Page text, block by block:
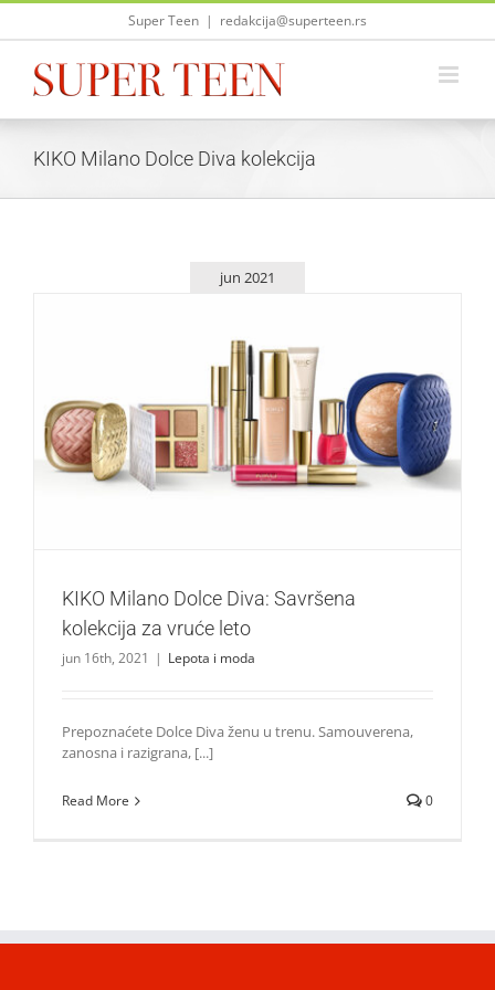
Skip
Super Teen | redakcija@superteen.rs
KIKO Milano Dolce Diva kolekcija
jun 2021
KIKO Milano Dolce Diva: Savršena kolekcija za vruće leto
Lepota i moda
KIKO Milano Dolce Diva: Savršena
kolekcija za vruće leto
jun 16th, 2021 | Lepota i moda
Prepoznaćete Dolce Diva ženu u trenu. Samouverena,
zanosna i razigrana, [...]
Read More 0